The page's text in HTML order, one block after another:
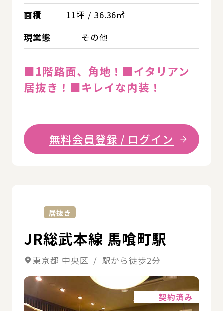
面積
11坪 / 36.36㎡
現業態
その他
■1階路面、角地！■イタリアン
居抜き！■キレイな内装！
無料会員登録 / ログイン
居抜き
JR総武本線 馬喰町駅
東京都 中央区 / 駅から徒歩2分
契約済み